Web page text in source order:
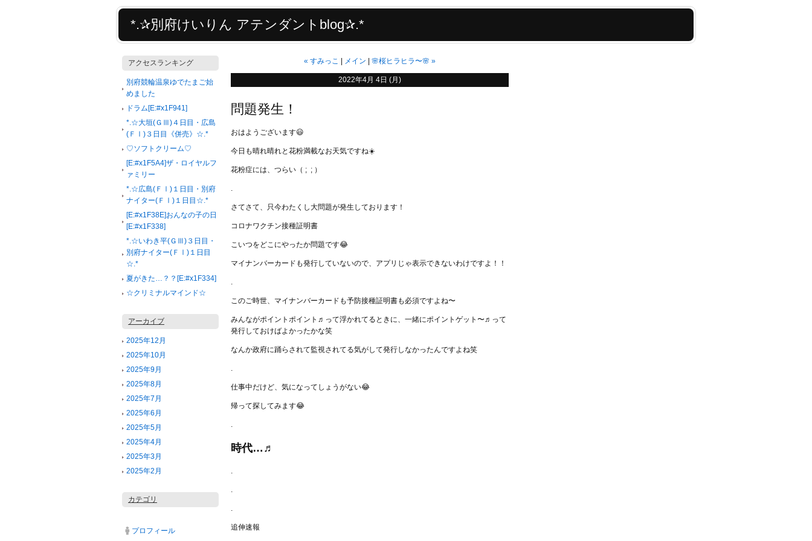
*.✰別府けいりん アテンダントblog✰.*
アクセスランキング
別府競輪温泉ゆでたまご始
めました
ドラム[E:#x1F941]
*.☆大垣(ＧⅢ)４日目・広島
(ＦⅠ)３日目《併売》☆.*
♡ソフトクリーム♡
[E:#x1F5A4]ザ・ロイヤルフ
ァミリー
*.☆広島(ＦⅠ)１日目・別府
ナイター(ＦⅠ)１日目☆.*
[E:#x1F38E]おんなの子の日
[E:#x1F338]
*.☆いわき平(ＧⅢ)３日目・
別府ナイター(ＦⅠ)１日目
☆.*
夏がきた…？？[E:#x1F334]
☆クリミナルマインド☆
アーカイブ
2025年12月
2025年10月
2025年9月
2025年8月
2025年7月
2025年6月
2025年5月
2025年4月
2025年3月
2025年2月
カテゴリ
プロフィール
« すみっこ メイン 🌸桜ヒラヒラ〜🌸 »
2022年4月 4日 (月)
問題発生！
おはようございます😃
今日も晴れ晴れと花粉満載なお天気ですね☀️
花粉症には、つらい（ ; ; ）
.
さてさて、只今わたくし大問題が発生しております！
コロナワクチン接種証明書
こいつをどこにやったか問題です😂
マイナンバーカードも発行していないので、アプリじゃ表示できないわけですよ！！
.
このご時世、マイナンバーカードも予防接種証明書も必須ですよね〜
みんながポイントポイント♬って浮かれてるときに、一緒にポイントゲット〜♬って
発行しておけばよかったかな笑
なんか政府に踊らされて監視されてる気がして発行しなかったんですよね笑
.
仕事中だけど、気になってしょうがない😂
帰って探してみます😂
.
時代…♬
.
.
.
追伸速報